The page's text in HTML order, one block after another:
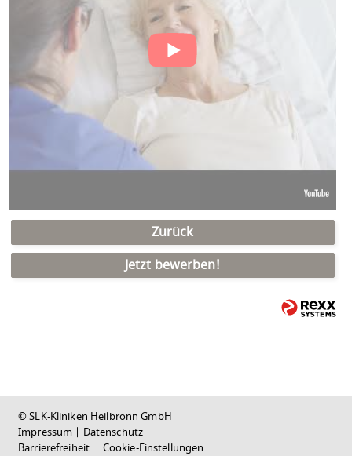
Zurück
Jetzt bewerben!
© SLK-Kliniken Heilbronn GmbH
Impressum | Datenschutz
Barrierefreiheit | Cookie-Einstellungen